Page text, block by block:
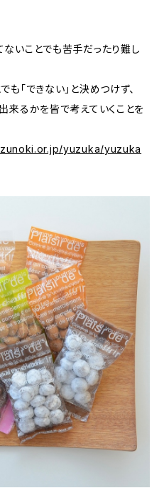
いことでも苦手だったり難し
も「できない」と決めつけず、
来るかを皆で考えていくことを
yuzuka/yuzuka